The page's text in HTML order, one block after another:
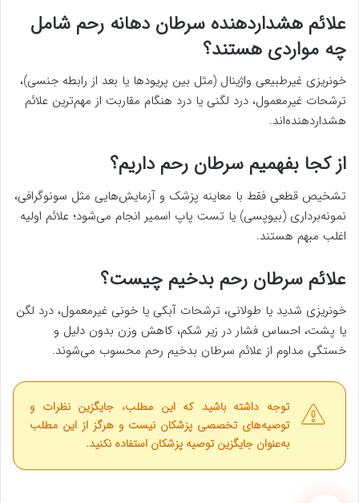
علائم هشداردهنده سرطان دهانه رحم شامل
چه مواردی هستند؟
خونریزی غیرطبیعی واژینال (مثل بین پریودها یا بعد از رابطه جنسی)،
ترشحات غیرمعمول، درد لگنی یا درد هنگام مقاربت از مهم‌ترین علائم
هشداردهنده‌اند.
از کجا بفهمیم سرطان رحم داریم؟
تشخیص قطعی فقط با معاینه پزشک و آزمایش‌هایی مثل سونوگرافی،
نمونه‌برداری (بیوپسی) یا تست پاپ اسمیر انجام می‌شود؛ علائم اولیه
اغلب مبهم هستند.
علائم سرطان رحم بدخیم چیست؟
خونریزی شدید یا طولانی، ترشحات آبکی یا خونی غیرمعمول، درد لگن
یا پشت، احساس فشار در زیر شکم، کاهش وزن بدون دلیل و
خستگی مداوم از علائم سرطان بدخیم رحم محسوب می‌شوند.
توجه داشته باشید که این مطلب، جایگزین نظرات و
توصیه‌های تخصصی پزشکان نیست و هرگز از این مطلب
به‌عنوان جایگزین توصیه پزشکان استفاده نکنید.